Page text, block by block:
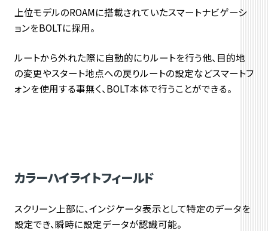
上位モデルのROAMに搭載されていたスマートナビゲーシ
ョンをBOLTに採用。
ルートから外れた際に自動的にりルートを行う他、目的地
の変更やスタート地点への戻りルートの設定などスマートフ
ォンを使用する事無く、BOLT本体で行うことができる。
カラーハイライトフィールド
スクリーン上部に、インジケータ表示として特定のデータを
設定でき、瞬時に設定データが認識可能。